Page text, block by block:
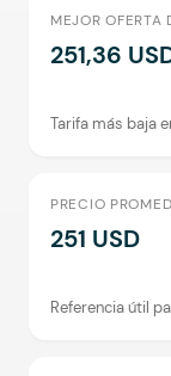
MEJOR OFERTA
251,36
Tarifa más baja
PRECIO
251 USD
Referencia útil